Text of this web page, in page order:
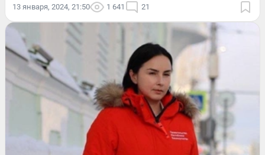
13 января, 2024, 21:50 1 641 21